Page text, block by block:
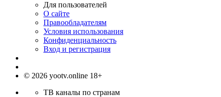
Для пользователей
О сайте
Правообладателям
Условия использования
Конфиденциальность
Вход и регистрация
© 2026 yootv.online 18+
ТВ каналы по странам